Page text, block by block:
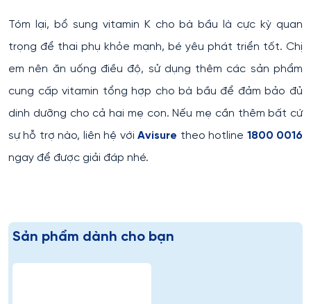
Tóm lại, bổ sung vitamin K cho bà bầu là cực kỳ quan
trọng để thai phụ khỏe mạnh, bé yêu phát triển tốt. Chị
em nên ăn uống điều độ, sử dụng thêm các sản phẩm
cung cấp vitamin tổng hợp cho bà bầu để đảm bảo đủ
dinh dưỡng cho cả hai mẹ con. Nếu mẹ cần thêm bất cứ
sự hỗ trợ nào, liên hệ vớiAvisure theo hotline 1800 0016
ngay để được giải đáp nhé.
Sản phẩm dành cho bạn